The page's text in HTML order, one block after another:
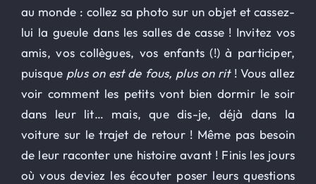
au monde : collez sa photo sur un objet et cassez-
lui la gueule dans les salles de casse ! Invitez vos
amis, vos collègues, vos enfants (!) à participer,
puisque plus on est de fous, plus on rit! Vous allez
voir comment les petits vont bien dormir le soir
dans leur lit… mais, que dis-je, déjà dans la
voiture sur le trajet de retour ! Même pas besoin
de leur raconter une histoire avant ! Finis les jours
où vous deviez les écouter poser leurs questions